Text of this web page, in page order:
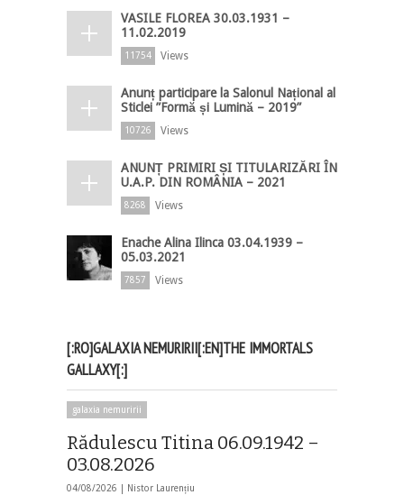
VASILE FLOREA 30.03.1931 –
11.02.2019
11754 Views
Anunț participare la Salonul Național al
Sticlei ”Formă și Lumină – 2019”
10726 Views
ANUNȚ PRIMIRI ȘI TITULARIZĂRI ÎN
U.A.P. DIN ROMÂNIA – 2021
8268 Views
Enache Alina Ilinca 03.04.1939 –
05.03.2021
7857 Views
[:RO]GALAXIA NEMURIRII[:EN]THE IMMORTALS
GALLAXY[:]
galaxia nemuririi
Rădulescu Titina 06.09.1942 –
03.08.2026
04/08/2026 | Nistor Laurențiu